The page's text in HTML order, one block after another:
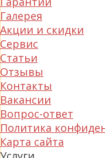
Галерея
Акции и скидки
Сервис
Статьи
Отзывы
Контакты
Вакансии
Вопрос-ответ
Политика
Карта сайта